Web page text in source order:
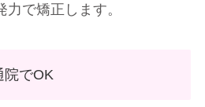
で矯正します。
院でOK